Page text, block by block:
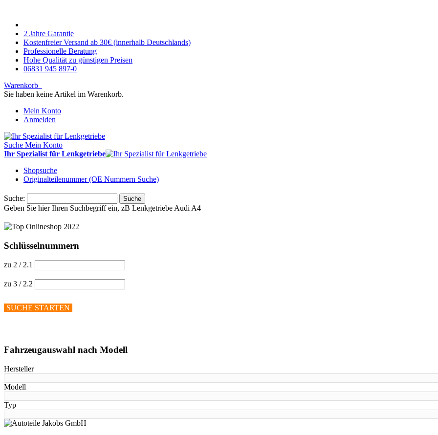
2 Jahre Garantie
Kostenfreier Versand ab 30€ (innerhalb Deutschlands)
Professionelle Beratung
Hohe Qualität zu günstigen Preisen
06831 945 897-0
Warenkorb
Sie haben keine Artikel im Warenkorb.
Mein Konto
Anmelden
Suche Mein Konto
Ihr Spezialist für Lenkgetriebe
Shopsuche
Originalteilenummer (OE Nummern Suche)
Suche: Suche
Geben Sie hier Ihren Suchbegriff ein, zB Lenkgetriebe Audi A4
Schlüsselnummern
zu 2 / 2.1
zu 3 / 2.2
SUCHE STARTEN
Fahrzeugauswahl nach Modell
Hersteller
Modell
Typ